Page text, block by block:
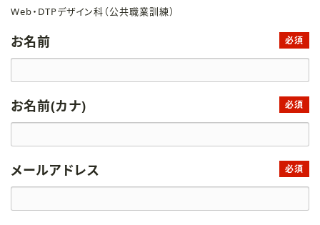
Web・DTPデザイン科（公共職業訓練）
お名前 必須
お名前(カナ) 必須
メールアドレス 必須